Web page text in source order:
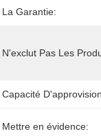
La Garantie:
N'exclut Pas Les
Capacité
Mettre en évidence: